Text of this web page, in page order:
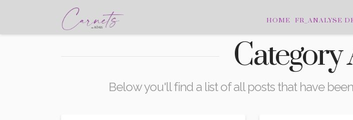
HOME FR_ANALYSE
Category
Below you'll find a list of all posts that have